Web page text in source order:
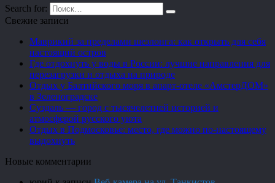
Search for:
Свежие записи
Маврикий за пределами шезлонга: как открыть для себя
настоящий остров
Где отдохнуть у воды в России: лучшие направления для
перезагрузки и отдыха на природе
Отдых у Балтийского моря в апарт-отеле «АмстерДОМ»
в Зеленоградске
Суздаль — город с тысячелетней историей и
атмосферой русского уюта
Отдых в Подмосковье: место, где можно по-настоящему
выдохнуть
Новые комментарии